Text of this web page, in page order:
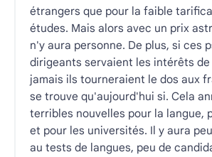
étrangers que pour la faible
études. Mais alors avec un prix
n'y aura personne. De plus, si ces
dirigeants servaient les intérêts de
jamais ils tourneraient le dos aux
se trouve qu'aujourd'hui si. Cela
terribles nouvelles pour la langue,
et pour les universités. Il y aura
au tests de langues, peu de